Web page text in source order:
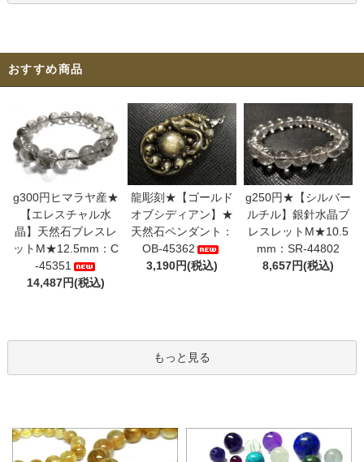
おすすめ商品
g300円ヒマラヤ産★
【エレスチャル水
晶】天然石ブレスレ
ットM★12.5mm：C
-45351
14,487円(税込)
龍彫刻★【ゴールド
オブシディアン】★
天然石ペンダント：
OB-45362
3,190円(税込)
g250円★【シルバー
ルチル】銀針水晶ブ
レスレットM★10.5
mm：SR-44802
8,657円(税込)
もっと見る